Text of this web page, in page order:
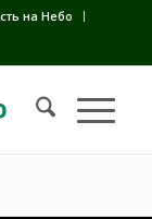
на Небо